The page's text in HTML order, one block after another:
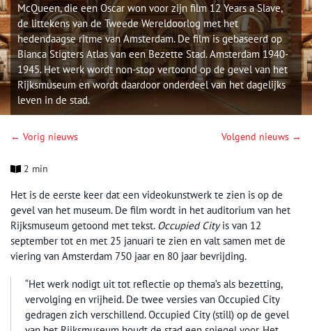
McQueen, die een Oscar won voor zijn film 12 Years a Slave,
de littekens van de Tweede Wereldoorlog met het
hedendaagse ritme van Amsterdam. De film is gebaseerd op
Bianca Stigters Atlas van een Bezette Stad. Amsterdam 1940-
1945. Het werk wordt non-stop vertoond op de gevel van het
Rijksmuseum en wordt daardoor onderdeel van het dagelijks
leven in de stad.
← Vorig nieuws Volgend nieuws →
2 min
Het is de eerste keer dat een videokunstwerk te zien is op de
gevel van het museum. De film wordt in het auditorium van het
Rijksmuseum getoond met tekst. Occupied Cityis van 12
september tot en met 25 januari te zien en valt samen met de
viering van Amsterdam 750 jaar en 80 jaar bevrijding.
“Het werk nodigt uit tot reflectie op thema’s als bezetting,
vervolging en vrijheid. De twee versies van Occupied City
gedragen zich verschillend. Occupied City (still) op de gevel